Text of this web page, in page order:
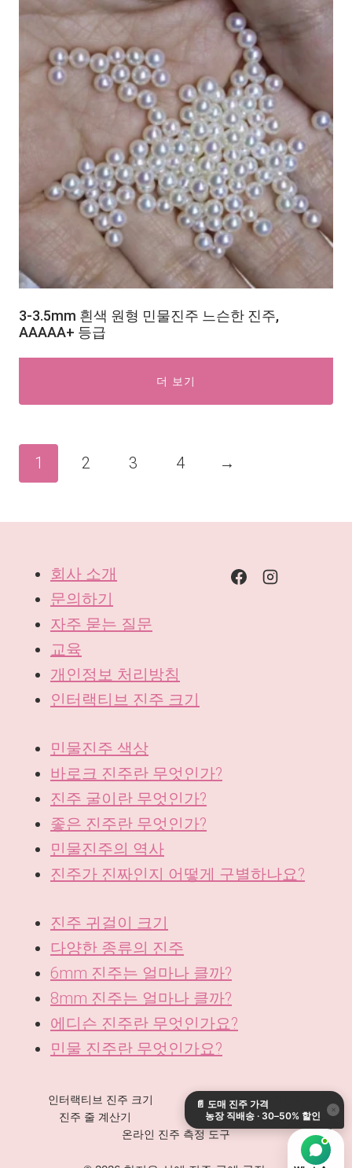
3-3.5mm 흰색 원형 민물진주 느슨한 진주,
AAAAA+ 등급
더 보기
1 2 3 4 →
회사 소개
문의하기
자주 묻는 질문
교육
개인정보 처리방침
인터랙티브 진주 크기
민물진주 색상
바로크 진주란 무엇인가?
진주 굴이란 무엇인가?
좋은 진주란 무엇인가?
민물진주의 역사
진주가 진짜인지 어떻게 구별하나요?
진주 귀걸이 크기
다양한 종류의 진주
6mm 진주는 얼마나 클까?
8mm 진주는 얼마나 클까?
에디슨 진주란 무엇인가요?
민물 진주란 무엇인가요?
인터랙티브 진주 크기
목걸이 길이 계산기
진주 줄 계산기
진주 무게 변환기
온라인 진주 측정 도구
📄 도매 진주 가격
농장 직배송 · 30–50% 할인
×
IT
DE